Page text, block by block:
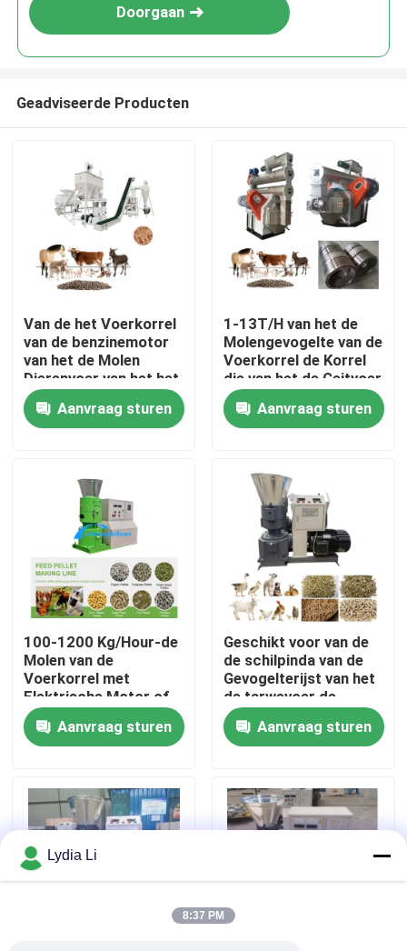
Thuis
Producten
VR-show
Over ons
Fabrieksreis
Kwaliteitscontrole
Vraag een offerte aan
De Machine van de korrelmolen
Doorgaan
Geadviseerde Producten
Van de het Voerkorrel
van de benzinemotor
van het de Molen
Dierenvoer van het het
Veevoer de
Korrelmachine
Aanvraag sturen
1-13T/H van het de
Molengevogelte van de
Voerkorrel de Korrel
die van het de Geitvoer
Machine maken
Aanvraag sturen
100-1200 Kg/Hour-de
Molen van de
Voerkorrel met
Elektrische Motor of
Dieselmotor
Aanvraag sturen
Geschikt voor van de
de schilpinda van de
Gevogelterijst van het
de tarwevoer de
Capaciteit van de de
Korrelmolen 50-
1200kg/H
Aanvraag sturen
Lydia Li
8:37 PM